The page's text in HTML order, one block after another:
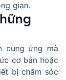
gian.
cung ứng mà
cơ bản hoặc
bị chăm sóc